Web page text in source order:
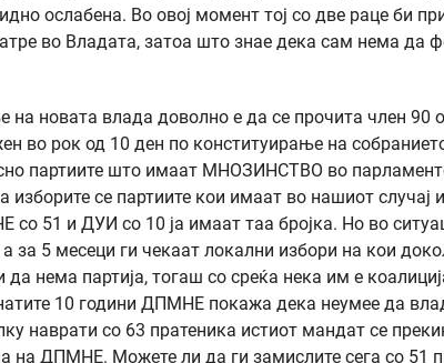
ослабена. Во овој момент тој со две раце би
во Владата, затоа што знае дека сам нема да
новата влада доволно е да се прочита член 90
во рок од 10 ден по конституирање на
партиите што имаат МНОЗИНСТВО во
изборите се партиите кои имаат во нашиот случај
со 51 и ДУИ со 10 ја имаат таа бројка. Но во
5 месеци ги чекаат локални избори на кои
да нема партија, тогаш со среќа нека им е
10 години ДПМНЕ покажа дека неумее да
наврати со 63 пратеника истиот мандат се
на ДПМНЕ. Можете ли да ги замислите сега со 51